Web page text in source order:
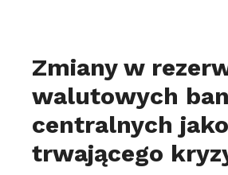
Zmiany w
walutowych
centralnych
trwającego